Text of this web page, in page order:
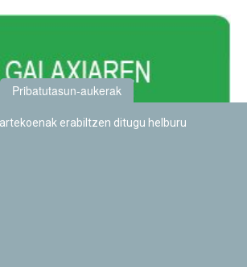
Pribatutasun-aukerak
erabiltzen ditugu helburu